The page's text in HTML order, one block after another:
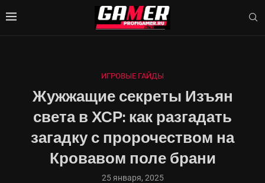
ИГРОВЫЕ ГАЙДЫ
Жужжащие секреты Изъян
света в ХСР: как разгадать
загадку с пророчеством на
Кровавом поле брани
25 января, 2025